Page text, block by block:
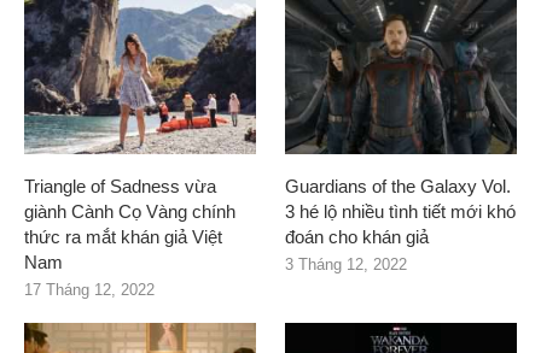
Triangle of Sadness vừa
giành Cành Cọ Vàng chính
thức ra mắt khán giả Việt
Nam
17 Tháng 12, 2022
Guardians of the Galaxy Vol.
3 hé lộ nhiều tình tiết mới khó
đoán cho khán giả
3 Tháng 12, 2022